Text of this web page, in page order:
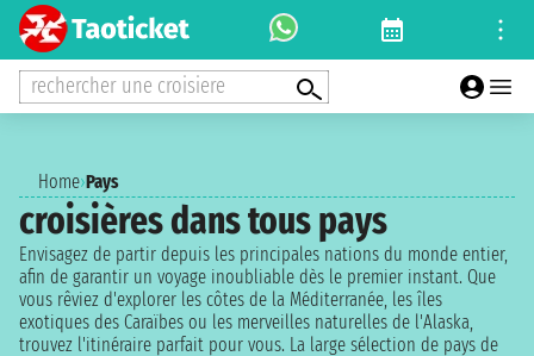
rechercher une croisiere
Home›Pays
croisières dans tous pays
Envisagez de partir depuis les principales nations du monde entier,
afin de garantir un voyage inoubliable dès le premier instant. Que
vous rêviez d'explorer les côtes de la Méditerranée, les îles
exotiques des Caraïbes ou les merveilles naturelles de l'Alaska,
trouvez l'itinéraire parfait pour vous. La large sélection de pays de